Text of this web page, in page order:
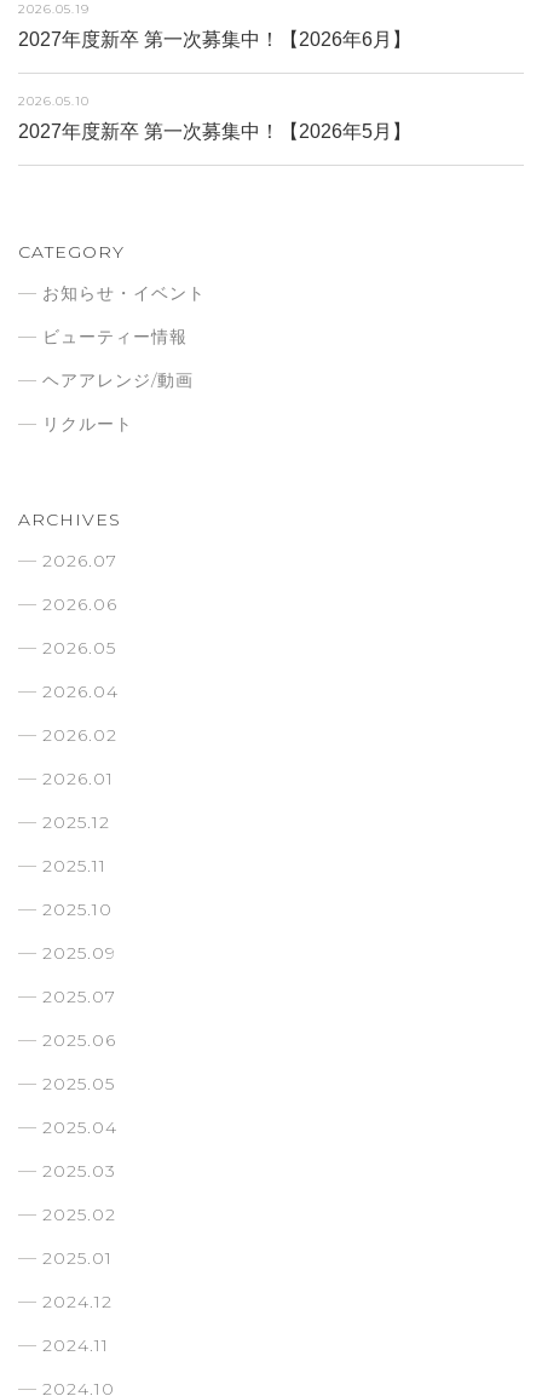
2026.05.19
2027年度新卒 第一次募集中！【2026年6月】
2026.05.10
2027年度新卒 第一次募集中！【2026年5月】
CATEGORY
お知らせ・イベント
ビューティー情報
ヘアアレンジ/動画
リクルート
ARCHIVES
2026.07
2026.06
2026.05
2026.04
2026.02
2026.01
2025.12
2025.11
2025.10
2025.09
2025.07
2025.06
2025.05
2025.04
2025.03
2025.02
2025.01
2024.12
2024.11
2024.10